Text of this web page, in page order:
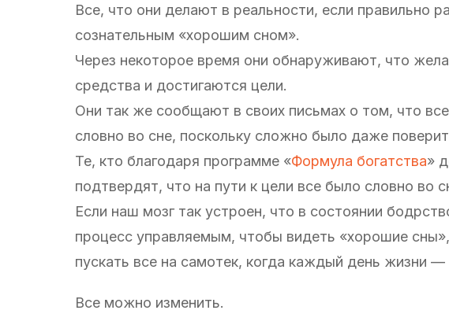
Все, что они делают в реальности, если правильно
сознательным «хорошим сном».
Через некоторое время они обнаруживают, что
средства и достигаются цели.
Они так же сообщают в своих письмах о том, что
словно во сне, поскольку сложно было даже
Те, кто благодаря программе «Формула богатства»
подтвердят, что на пути к цели все было словно во
Если наш мозг так устроен, что в состоянии
процесс управляемым, чтобы видеть «хорошие
пускать все на самотек, когда каждый день жизни
Все можно изменить.